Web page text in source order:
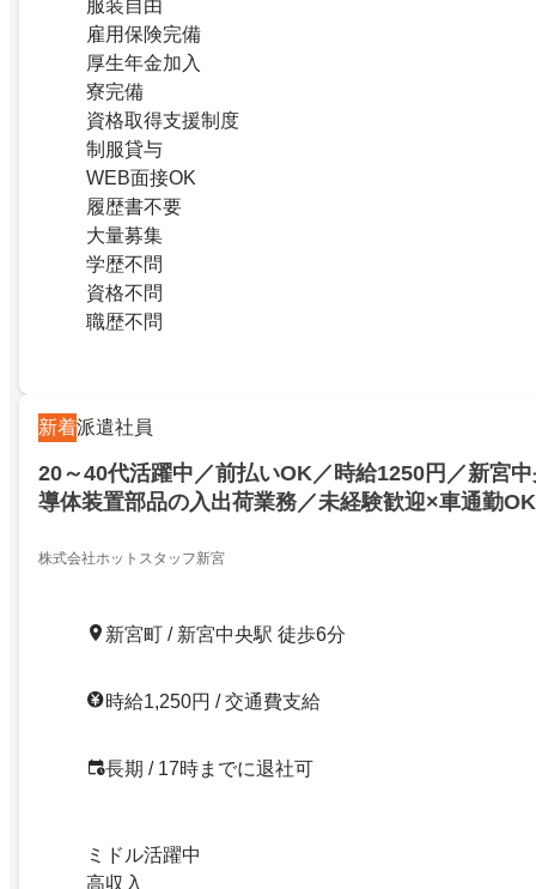
服装自由
雇用保険完備
厚生年金加入
寮完備
資格取得支援制度
制服貸与
WEB面接OK
履歴書不要
大量募集
学歴不問
資格不問
職歴不問
新着派遣社員
20～40代活躍中／前払いOK／時給1250円／新宮
導体装置部品の入出荷業務／未経験歓迎×車通勤
株式会社ホットスタッフ新宮
新宮町 / 新宮中央駅 徒歩6分
時給1,250円 / 交通費支給
長期 / 17時までに退社可
ミドル活躍中
高収入